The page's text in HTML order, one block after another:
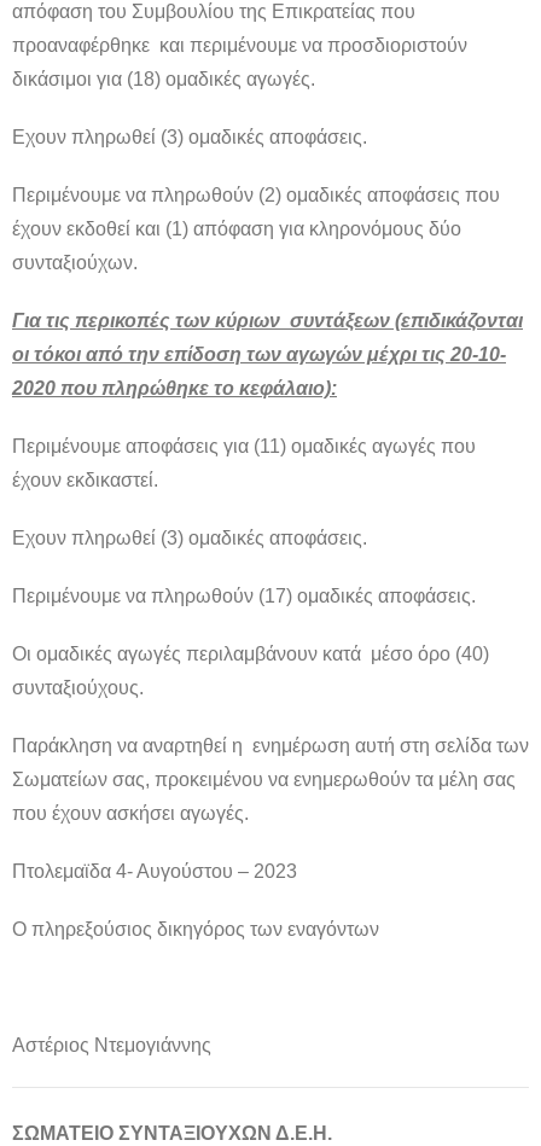
απόφαση του Συμβουλίου της Επικρατείας που
προαναφέρθηκε και περιμένουμε να προσδιοριστούν
δικάσιμοι για (18) ομαδικές αγωγές.
Εχουν πληρωθεί (3) ομαδικές αποφάσεις.
Περιμένουμε να πληρωθούν (2) ομαδικές αποφάσεις που
έχουν εκδοθεί και (1) απόφαση για κληρονόμους δύο
συνταξιούχων.
Για τις περικοπές των κύριων συντάξεων (επιδικάζονται
οι τόκοι από την επίδοση των αγωγών μέχρι τις 20-10-
2020 που πληρώθηκε το κεφάλαιο):
Περιμένουμε αποφάσεις για (11) ομαδικές αγωγές που
έχουν εκδικαστεί.
Εχουν πληρωθεί (3) ομαδικές αποφάσεις.
Περιμένουμε να πληρωθούν (17) ομαδικές αποφάσεις.
Οι ομαδικές αγωγές περιλαμβάνουν κατά μέσο όρο (40)
συνταξιούχους.
Παράκληση να αναρτηθεί η ενημέρωση αυτή στη σελίδα των
Σωματείων σας, προκειμένου να ενημερωθούν τα μέλη σας
που έχουν ασκήσει αγωγές.
Πτολεμαϊδα 4- Αυγούστου – 2023
Ο πληρεξούσιος δικηγόρος των εναγόντων
Αστέριος Ντεμογιάννης
ΣΩΜΑΤΕΙΟ ΣΥΝΤΑΞΙΟΥΧΩΝ Δ.Ε.Η.